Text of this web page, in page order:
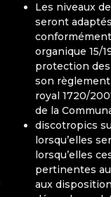
Les niveaux
seront
organique 15/
protection
son
royal 1720/
de la
discotropics
lorsqu’elles
lorsqu’elles
pertinentes
aux